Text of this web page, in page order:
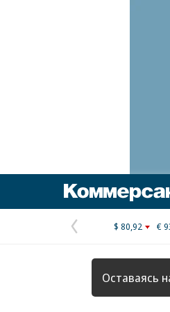
Предыдущая
страница
$ 80,92 €
Оставаясь